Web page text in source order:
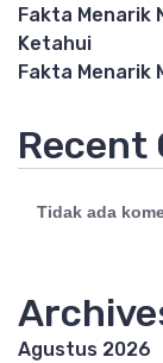
Fakta Menarik
Ketahui
Fakta Menarik
Recent
Tidak ada
Agustus 2026